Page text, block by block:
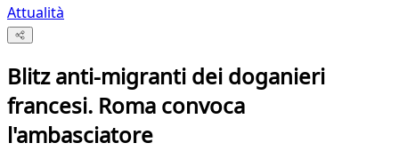
Attualità
Blitz anti-migranti dei doganieri
francesi. Roma convoca
l'ambasciatore